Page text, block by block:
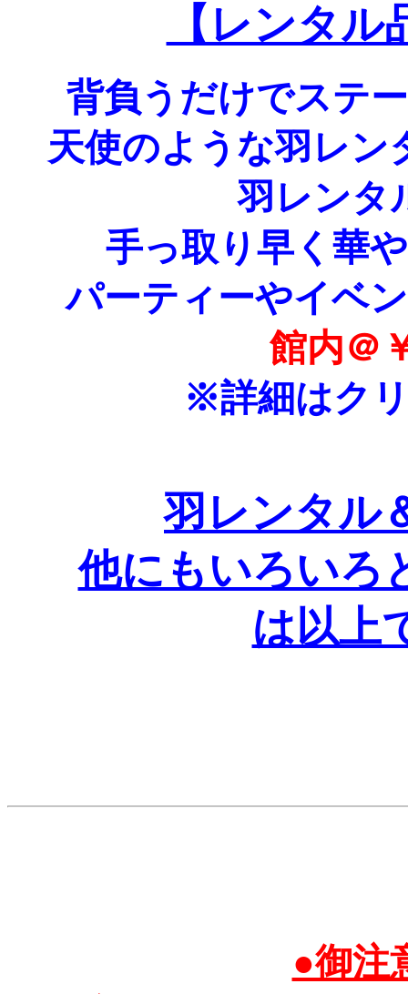
【レンタ
背負うだけでステ
天使のような羽レン
羽レンタ
手っ取り早く華
パーティーやイベ
館内＠
※詳細はク
羽レンタル
他にもいろいろ
は以上
●御注